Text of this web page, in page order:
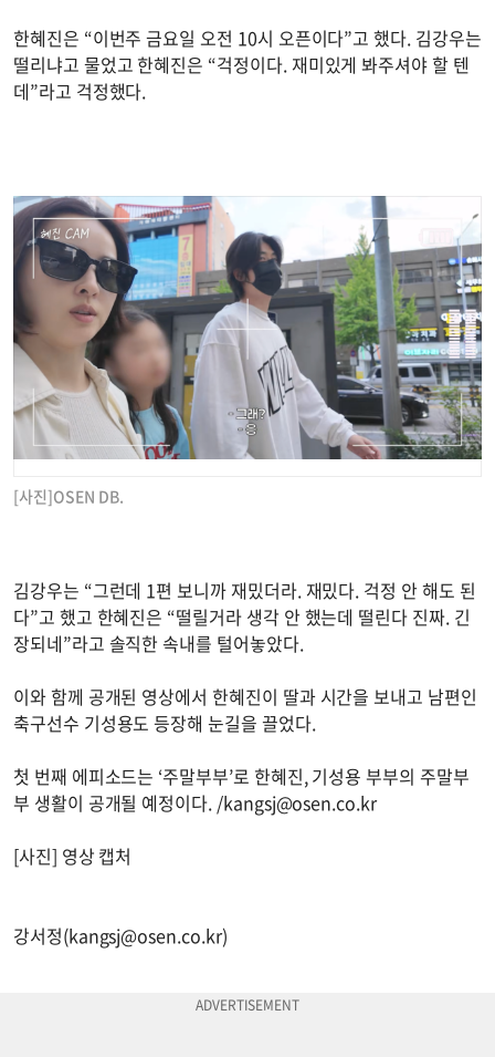
한혜진은 “이번주 금요일 오전 10시 오픈이다”고 했다. 김강우는
떨리냐고 물었고 한혜진은 “걱정이다. 재미있게 봐주셔야 할 텐
데”라고 걱정했다.
[사진]OSEN DB.
김강우는 “그런데 1편 보니까 재밌더라. 재밌다. 걱정 안 해도 된
다”고 했고 한혜진은 “떨릴거라 생각 안 했는데 떨린다 진짜. 긴
장되네”라고 솔직한 속내를 털어놓았다.
이와 함께 공개된 영상에서 한혜진이 딸과 시간을 보내고 남편인
축구선수 기성용도 등장해 눈길을 끌었다.
첫 번째 에피소드는 ‘주말부부’로 한혜진, 기성용 부부의 주말부
부 생활이 공개될 예정이다. /kangsj@osen.co.kr
[사진] 영상 캡처
강서정(kangsj@osen.co.kr)